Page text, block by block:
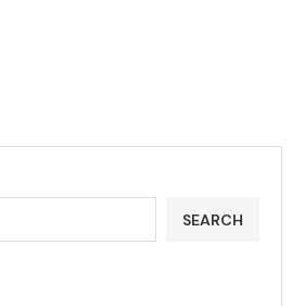
SEARCH